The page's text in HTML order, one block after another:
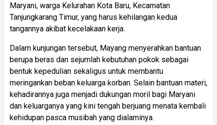
Maryani, warga Kelurahan Kota Baru, Kecamatan
Tanjungkarang Timur, yang harus kehilangan kedua
tangannya akibat kecelakaan kerja.
Dalam kunjungan tersebut, Mayang menyerahkan bantuan
berupa beras dan sejumlah kebutuhan pokok sebagai
bentuk kepedulian sekaligus untuk membantu
meringankan beban keluarga korban. Selain bantuan materi,
kehadirannya juga menjadi dukungan moril bagi Maryani
dan keluarganya yang kini tengah berjuang menata kembali
kehidupan pasca musibah yang dialaminya.